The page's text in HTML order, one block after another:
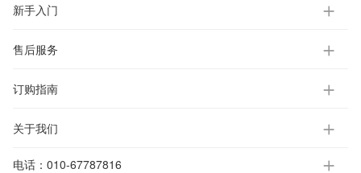
新手入门
售后服务
订购指南
关于我们
电话： 010-67787816